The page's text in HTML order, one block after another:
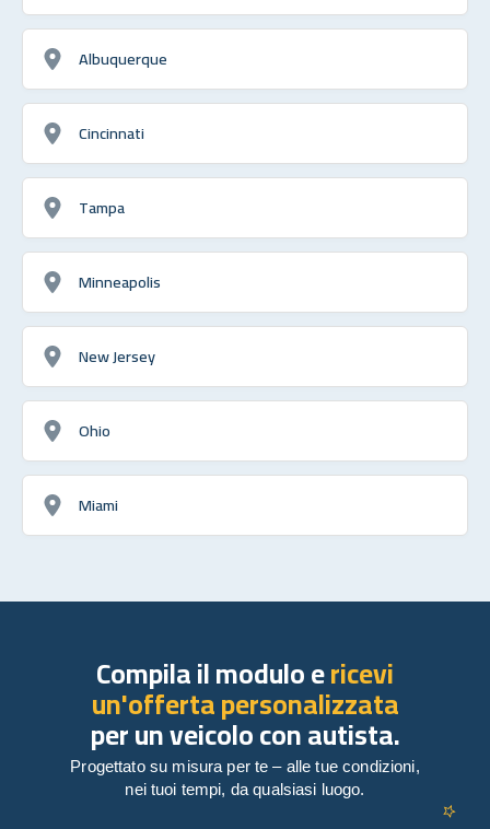
Albuquerque
Cincinnati
Tampa
Minneapolis
New Jersey
Ohio
Miami
Compila il modulo ericevi
un'offerta personalizzata
per un veicolo con autista.
Progettato su misura per te – alle tue condizioni,
nei tuoi tempi, da qualsiasi luogo.